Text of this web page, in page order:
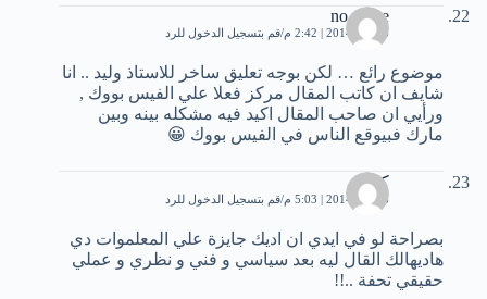
no name
6 يناير، 2014 | 2:42 م قم بتسجيل الدخول للرد
موضوع رائع … لكن بوجه تعليق ساخر للاستاذ وليد .. انا
شايف ان كاتب المقال مركز فعلا علي الفيس بووك ,
ورأيي ان صاحب المقال اكيد فيه مشكله بينه وبين
مارك فبيوقع الناس في الفيس بووك 😀
كريم
6 يناير، 2014 | 5:03 م قم بتسجيل الدخول للرد
بصراحة لو في ايدي ان اديك جايزة علي المعلموات دي
هاديهالك القال ليه بعد سياسي و فني و نظري و عملي
حقيقي تحفة ..!!